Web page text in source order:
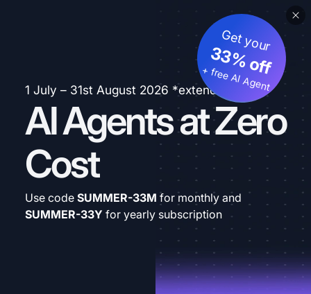
1 July – 31st August 2026 *extended
AI Agents at Zero
Cost
Get your
33% off
+ free AI Agent
Use code SUMMER-33M for monthly and
SUMMER-33Y for yearly subscription